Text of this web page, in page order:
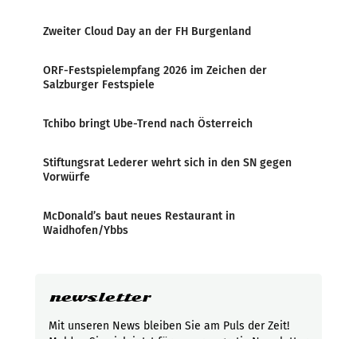
Zweiter Cloud Day an der FH Burgenland
ORF-Festspielempfang 2026 im Zeichen der
Salzburger Festspiele
Tchibo bringt Ube-Trend nach Österreich
Stiftungsrat Lederer wehrt sich in den SN gegen
Vorwürfe
McDonald’s baut neues Restaurant in
Waidhofen/Ybbs
newsletter
Mit unseren News bleiben Sie am Puls der Zeit!